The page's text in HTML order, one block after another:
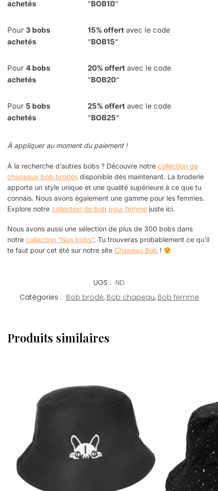
achetés “BOB10“
Pour 3 bobs
achetés
15% offert avec le code
“BOB15“
Pour 4 bobs
achetés
20% offert avec le code
“BOB20“
Pour 5 bobs
achetés
25% offert avec le code
“BOB25“
À appliquer au moment du paiement !
À la recherche d’autres bobs ? Découvre notre collection de
chapeaux bob brodés disponible dès maintenant. La broderie
apporte un style unique et une qualité supérieure à ce que tu
connais. Nous avons également une gamme pour les femmes.
Explore notre collection de bob pour femme juste ici.
Nous avons aussi une sélection de plus de 300 bobs dans
notre collection “Nos bobs”. Tu trouveras probablement ce qu’il
te faut pour cet été sur notre site Chapeau Bob !
UGS : ND
Catégories : Bob brodé, Bob chapeau, Bob femme
Produits similaires